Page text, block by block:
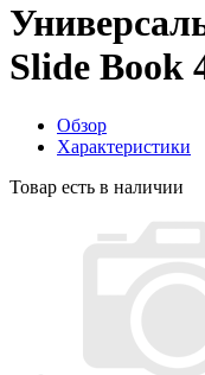
Slide Book
Обзор
Характеристики
Товар есть в наличии